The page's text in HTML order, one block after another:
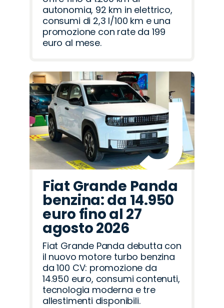
autonomia, 92 km in elettrico,
consumi di 2,3 l/100 km e una
promozione con rate da 199
euro al mese.
Fiat Grande Panda
benzina: da 14.950
euro fino al 27
agosto 2026
Fiat Grande Panda debutta con
il nuovo motore turbo benzina
da 100 CV: promozione da
14.950 euro, consumi contenuti,
tecnologia moderna e tre
allestimenti disponibili.